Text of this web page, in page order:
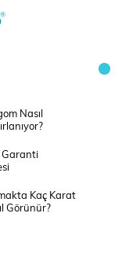
Nasıl
Garanti
Kaç Karat
Görünür?